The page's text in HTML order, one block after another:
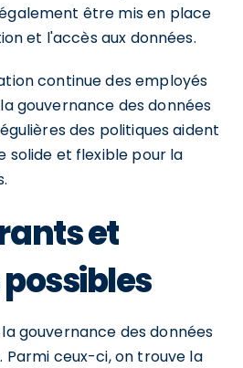
être mis en place
et l'accès aux données.
continue des employés
gouvernance des données
des politiques aident
solide et flexible pour la
et
gouvernance des données
Parmi ceux-ci, on trouve la